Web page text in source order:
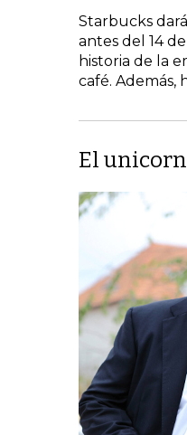
Starbucks
antes del 14
historia de la
café. Además,
El